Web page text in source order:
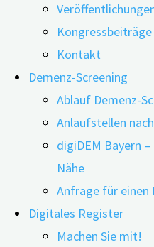
Kongressbeiträge
Kontakt
Demenz-Screening
Ablauf Demenz-
Anlaufstellen
digiDEM Bayern
Nähe
Anfrage für einen
Digitales Register
Machen Sie mit!
dem Ersten
Kongress 2022 in